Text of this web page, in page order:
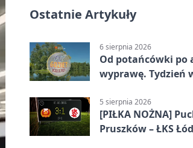
Ostatnie Artykuły
6 sierpnia 2026
Od potańcówki po
wyprawę. Tydzień
5 sierpnia 2026
[PIŁKA NOŻNA]
Pruszków – ŁKS